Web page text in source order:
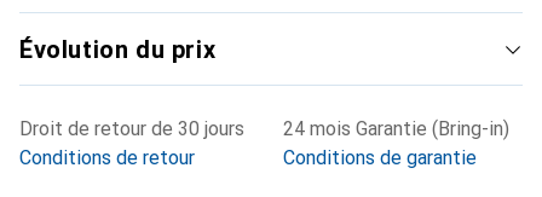
Évolution du prix
Droit de retour de 30 jours
Conditions de retour
24 mois Garantie (Bring-in)
Conditions de garantie